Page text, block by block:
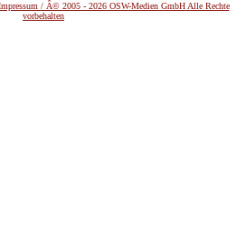
/ Â© 2005 - 2026 OSW-Medien GmbH Alle Rechte
vorbehalten